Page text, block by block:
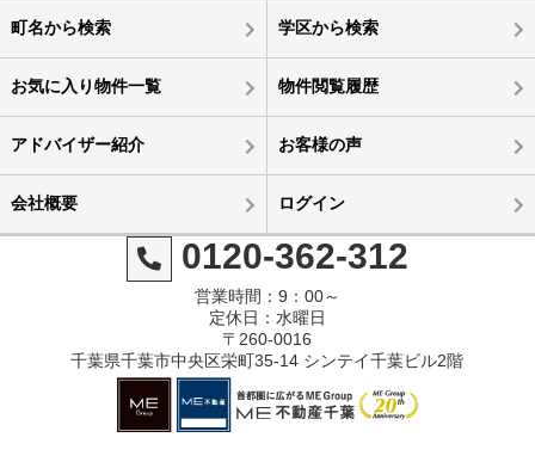
町名から検索 学区から検索
お気に入り物件一覧 物件閲覧履歴
アドバイザー紹介 お客様の声
会社概要 ログイン
0120-362-312
営業時間：9：00～
定休日：水曜日
〒260-0016
千葉県千葉市中央区栄町35-14 シンテイ千葉ビル2階